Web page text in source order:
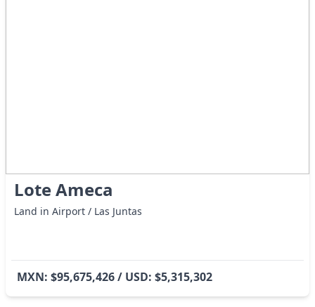
Lote Ameca
Land in Airport / Las Juntas
MXN: $95,675,426 / USD: $5,315,302